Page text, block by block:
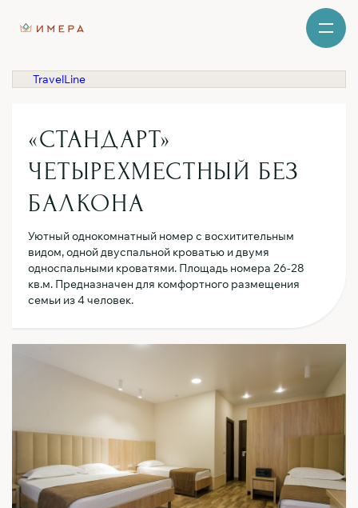
TravelLine
«СТАНДАРТ»
ЧЕТЫРЕХМЕСТНЫЙ БЕЗ
БАЛКОНА
Уютный однокомнатный номер с восхитительным
видом, одной двуспальной кроватью и двумя
односпальными кроватями. Площадь номера 26-28
кв.м. Предназначен для комфортного размещения
семьи из 4 человек.